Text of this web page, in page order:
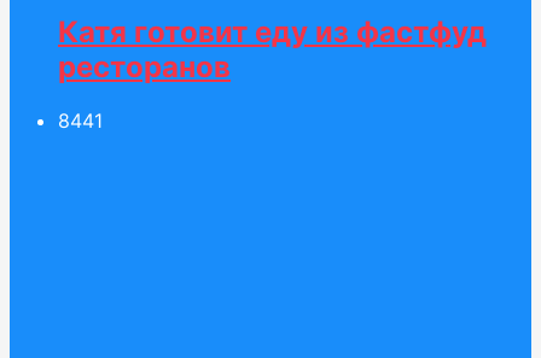
Катя готовит еду из фастфуд
ресторанов
8441